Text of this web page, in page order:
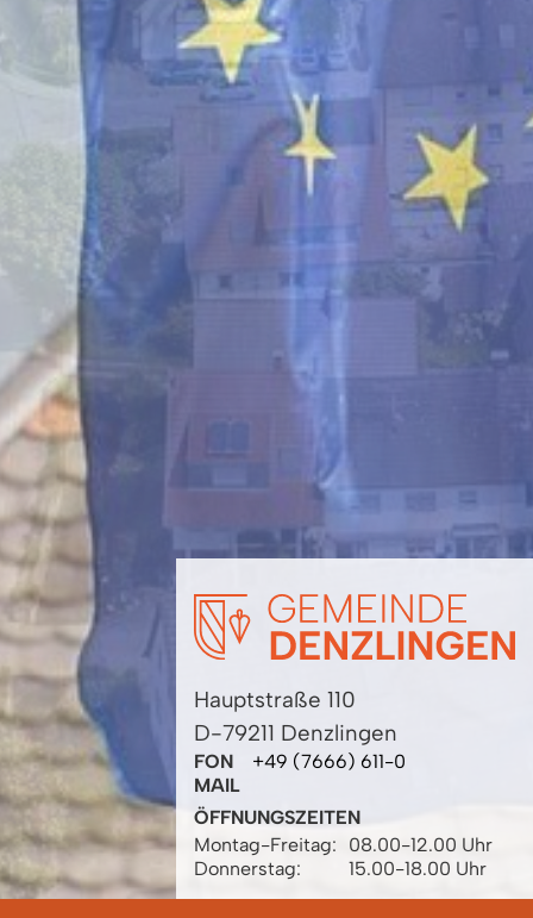
Hauptstraße 110
D-79211 Denzlingen
FON
+49 (7666) 611-0
MAIL
ÖFFNUNGSZEITEN
Montag-Freitag:
08.00-12.00 Uhr
Donnerstag:
15.00-18.00 Uhr